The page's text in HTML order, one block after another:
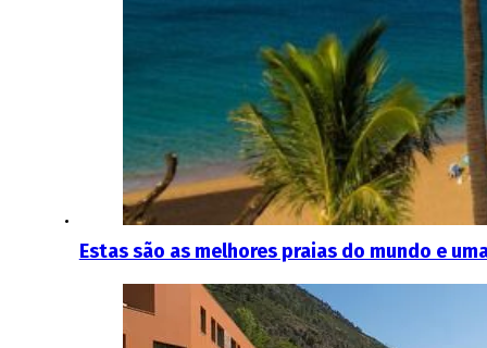
Estas são as melhores praias do mundo e